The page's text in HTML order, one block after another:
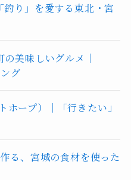
り」を愛する東北・宮
の美味しいグルメ｜
グ
ープ）｜「行きたい」
る、宮城の食材を使った